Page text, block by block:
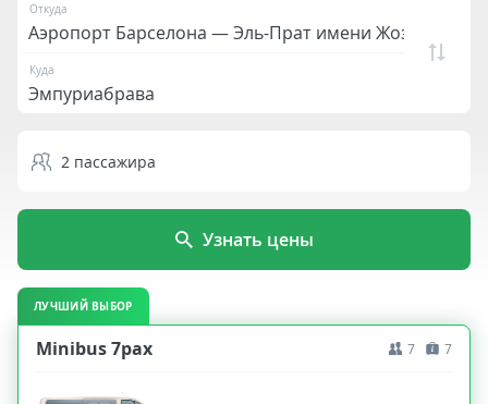
Откуда
Куда
2 пассажира
Узнать цены
ЛУЧШИЙ ВЫБОР
Minibus 7pax 7 7